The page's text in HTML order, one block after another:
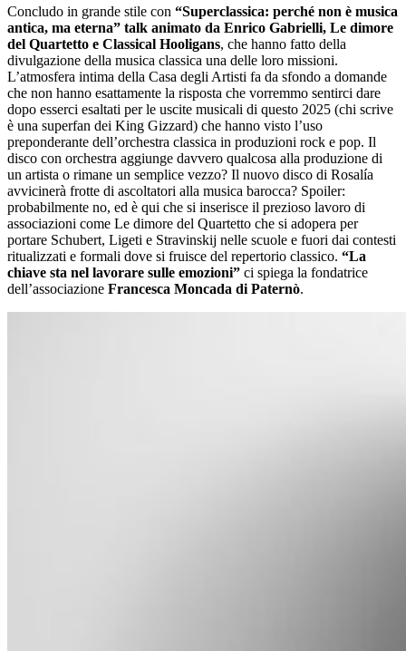
Concludo in grande stile con “Superclassica: perché non è musica
antica, ma eterna” talk animato da Enrico Gabrielli, Le dimore
del Quartetto e Classical Hooligans, che hanno fatto della
divulgazione della musica classica una delle loro missioni.
L’atmosfera intima della Casa degli Artisti fa da sfondo a domande
che non hanno esattamente la risposta che vorremmo sentirci dare
dopo esserci esaltati per le uscite musicali di questo 2025 (chi scrive
è una superfan dei King Gizzard) che hanno visto l’uso
preponderante dell’orchestra classica in produzioni rock e pop. Il
disco con orchestra aggiunge davvero qualcosa alla produzione di
un artista o rimane un semplice vezzo? Il nuovo disco di Rosalía
avvicinerà frotte di ascoltatori alla musica barocca? Spoiler:
probabilmente no, ed è qui che si inserisce il prezioso lavoro di
associazioni come Le dimore del Quartetto che si adopera per
portare Schubert, Ligeti e Stravinskij nelle scuole e fuori dai contesti
ritualizzati e formali dove si fruisce del repertorio classico. “La
chiave sta nel lavorare sulle emozioni” ci spiega la fondatrice
dell’associazione Francesca Moncada di Paternò.